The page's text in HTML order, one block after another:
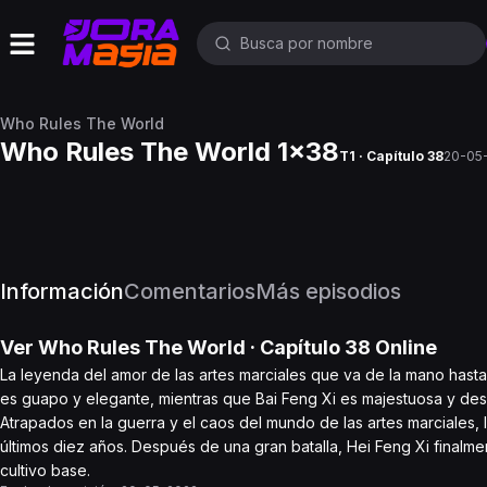
Who Rules The World
Who Rules The World 1x38T1 · Capítulo 3820-
InformaciónComentariosMás episodios
Ver Who Rules The World · Capítulo 38 Online
La leyenda del amor de las artes marciales que va de la mano
es guapo y elegante, mientras que Bai Feng Xi es majestuosa y
Atrapados en la guerra y el caos del mundo de las artes
últimos diez años. Después de una gran batalla, Hei Feng Xi
cultivo base.